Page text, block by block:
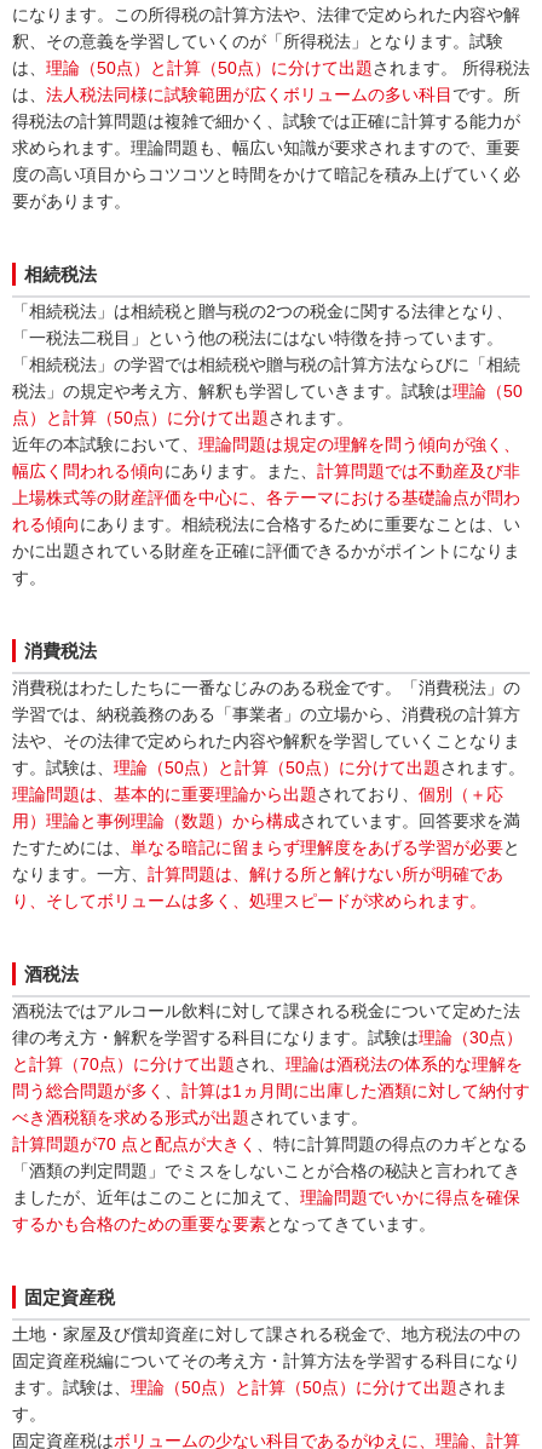
になります。この所得税の計算方法や、法律で定められた内容や解
釈、その意義を学習していくのが「所得税法」となります。試験
は、 理論（50点）と計算（50点）に分けて出題されます。 所得税法
は、 法人税法同様に試験範囲が広くボリュームの多い科目 です。所
得税法の計算問題は複雑で細かく、試験では正確に計算する能力が
求められます。理論問題も、幅広い知識が要求されますので、重要
度の高い項目からコツコツと時間をかけて暗記を積み上げていく必
要があります。
相続税法
「相続税法」は相続税と贈与税の2つの税金に関する法律となり、
「一税法二税目」という他の税法にはない特徴を持っています。
「相続税法」の学習では相続税や贈与税の計算方法ならびに「相続
税法」の規定や考え方、解釈も学習していきます。試験は理論（50
点）と計算（50点）に分けて出題されます。
近年の本試験において、 理論問題は規定の理解を問う傾向が強く、
幅広く問われる傾向にあります。また、 計算問題では不動産及び非
上場株式等の財産評価を中心に、各テーマにおける基礎論点が問わ
れる傾向にあります。相続税法に合格するために重要なことは、い
かに出題されている財産を正確に評価できるかがポイントになりま
す。
消費税法
消費税はわたしたちに一番なじみのある税金です。「消費税法」の
学習では、納税義務のある「事業者」の立場から、消費税の計算方
法や、その法律で定められた内容や解釈を学習していくことなりま
す。試験は、 理論（50点）と計算（50点）に分けて出題されます。
理論問題は、基本的に重要理論から出題されており、 個別（＋応
用）理論と事例理論（数題）から構成されています。回答要求を満
たすためには、 単なる暗記に留まらず理解度をあげる学習が必要と
なります。一方、 計算問題は、解ける所と解けない所が明確であ
り、そしてボリュームは多く、処理スピードが求められます。
酒税法
酒税法ではアルコール飲料に対して課される税金について定めた法
律の考え方・解釈を学習する科目になります。試験は理論（30点）
と計算（70点）に分けて出題され、 理論は酒税法の体系的な理解を
問う総合問題が多く 、 計算は1ヵ月間に出庫した酒類に対して納付す
べき酒税額を求める形式が出題されています。
計算問題が70 点と配点が大きく 、特に計算問題の得点のカギとなる
「酒類の判定問題」でミスをしないことが合格の秘訣と言われてき
ましたが、近年はこのことに加えて、 理論問題でいかに得点を確保
するかも合格のための重要な要素となってきています。
固定資産税
土地・家屋及び償却資産に対して課される税金で、地方税法の中の
固定資産税編についてその考え方・計算方法を学習する科目になり
ます。試験は、 理論（50点）と計算（50点）に分けて出題されま
す。
固定資産税はボリュームの少ない科目であるがゆえに、理論、計算